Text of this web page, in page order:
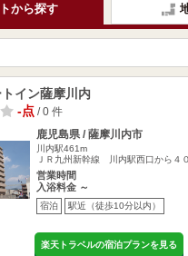
から探す
イン薩摩川内
-点/ 0 件
鹿児島県 / 薩摩川内市
川内駅461m
ＪＲ九州新幹線 川内駅西口から４
営業時間
入浴料金 ～
宿泊 駅近（徒歩10分以内）
楽天トラベルの宿泊プランを見る